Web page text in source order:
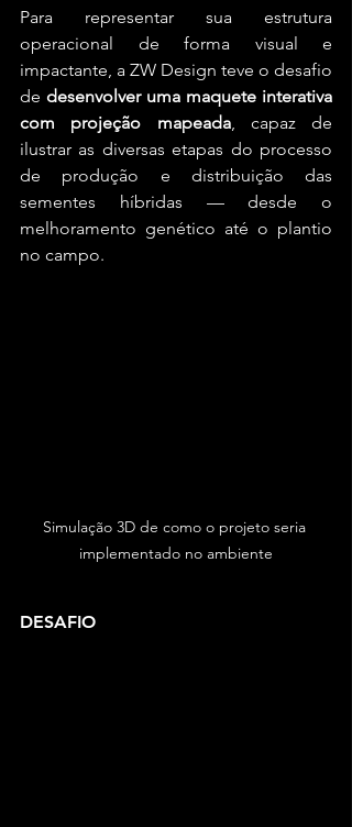
Para representar sua estrutura
operacional de forma visual e
impactante, a ZW Design teve o desafio
de desenvolver uma maquete interativa
com projeção mapeada, capaz de
ilustrar as diversas etapas do processo
de produção e distribuição das
sementes híbridas — desde o
melhoramento genético até o plantio
no campo.
Simulação 3D de como o projeto seria
implementado no ambiente
DESAFIO